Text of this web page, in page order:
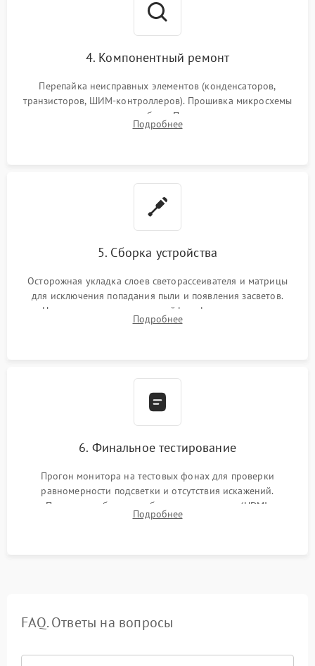
4. Компонентный ремонт
Перепайка неисправных элементов (конденсаторов,
транзисторов, ШИМ-контроллеров). Прошивка микросхемы
памяти при программных сбоях. При поломке подсветки —
разборка матрицы и замена выгоревших светодиодов.
Подробнее
5. Сборка устройства
Осторожная укладка слоев светорассеивателя и матрицы
для исключения попадания пыли и появления засветов.
Надежное подключение шлейфов, фиксация плат и
аккуратное защелкивание пластикового корпуса монитора.
Подробнее
6. Финальное тестирование
Прогон монитора на тестовых фонах для проверки
равномерности подсветки и отсутствия искажений.
Проверка работоспособности всех портов (HDMI,
DisplayPort, VGA) и кнопок управления под нагрузкой в
Подробнее
FAQ. Ответы на вопросы